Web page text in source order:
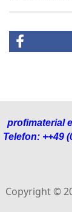
profimaterial
Telefon: ++49
Copyright ©